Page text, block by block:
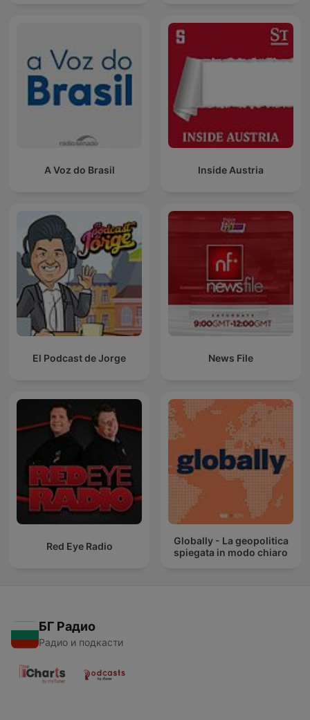
A Voz do Brasil Inside Austria
El Podcast de Jorge News File
Red Eye Radio
Globally - La geopolitica
spiegata in modo chiaro
БГ Радио
Радио и подкасти